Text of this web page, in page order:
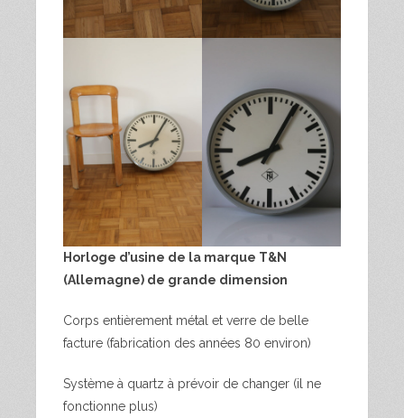
Horloge d’usine de la marque T&N
(Allemagne) de grande dimension
Corps entièrement métal et verre de belle
facture (fabrication des années 80 environ)
Système à quartz à prévoir de changer (il ne
fonctionne plus)